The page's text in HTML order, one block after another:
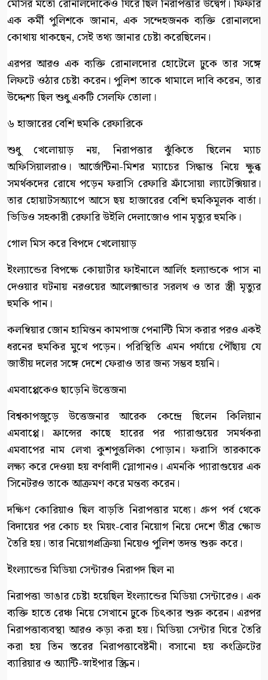
মেসির মতো রোনালদোকেও ঘিরে ছিল নিরাপত্তার উদ্বেগ। ফিফার
এক কর্মী পুলিশকে জানান, এক সন্দেহজনক ব্যক্তি রোনালদো
কোথায় থাকছেন, সেই তথ্য জানার চেষ্টা করেছিলেন।
এরপর আরও এক ব্যক্তি রোনালদোর হোটেলে ঢুকে তার সঙ্গে
লিফটে ওঠার চেষ্টা করেন। পুলিশ তাকে থামালে দাবি করেন, তার
উদ্দেশ্য ছিল শুধু একটি সেলফি তোলা।
৬ হাজারের বেশি হুমকি রেফারিকে
শুধু খেলোয়াড় নয়, নিরাপত্তার ঝুঁকিতে ছিলেন ম্যাচ
অফিসিয়ালরাও। আর্জেন্টিনা-মিশর ম্যাচের সিদ্ধান্ত নিয়ে ক্ষুব্ধ
সমর্থকদের রোষে পড়েন ফরাসি রেফারি ফ্রাঁসোয়া ল্যাটেক্সিয়ার।
তার হোয়াটসঅ্যাপে আসে ছয় হাজারের বেশি হুমকিমূলক বার্তা।
ভিডিও সহকারী রেফারি উইলি দেলাজোও পান মৃত্যুর হুমকি।
গোল মিস করে বিপদে খেলোয়াড়
ইংল্যান্ডের বিপক্ষে কোয়ার্টার ফাইনালে আর্লিং হল্যান্ডকে পাস না
দেওয়ার ঘটনায় নরওয়ের আলেক্সান্ডার সরলথ ও তার স্ত্রী মৃত্যুর
হুমকি পান।
কলম্বিয়ার জোন হামিন্তন কামপাজ পেনাল্টি মিস করার পরও একই
ধরনের হুমকির মুখে পড়েন। পরিস্থিতি এমন পর্যায়ে পৌঁছায় যে
জাতীয় দলের সঙ্গে দেশে ফেরাও তার জন্য সম্ভব হয়নি।
এমবাপ্পেকেও ছাড়েনি উত্তেজনা
বিশ্বকাপজুড়ে উত্তেজনার আরেক কেন্দ্রে ছিলেন কিলিয়ান
এমবাপ্পে। ফ্রান্সের কাছে হারের পর প্যারাগুয়ের সমর্থকরা
এমবাপের নাম লেখা কুশপুত্তলিকা পোড়ান। ফরাসি তারকাকে
লক্ষ্য করে দেওয়া হয় বর্ণবাদী স্লোগানও। এমনকি প্যারাগুয়ের এক
সিনেটরও তাকে আক্রমণ করে মন্তব্য করেন।
দক্ষিণ কোরিয়াও ছিল বাড়তি নিরাপত্তার মধ্যে। গ্রুপ পর্ব থেকে
বিদায়ের পর কোচ হং মিয়ং-বোর নিয়োগ নিয়ে দেশে তীব্র ক্ষোভ
তৈরি হয়। তার নিয়োগপ্রক্রিয়া নিয়েও পুলিশ তদন্ত শুরু করে।
ইংল্যান্ডের মিডিয়া সেন্টারও নিরাপদ ছিল না
নিরাপত্তা ভাঙার চেষ্টা হয়েছিল ইংল্যান্ডের মিডিয়া সেন্টারেও। এক
ব্যক্তি হাতে রেঞ্চ নিয়ে সেখানে ঢুকে চিৎকার শুরু করেন। এরপর
নিরাপত্তাব্যবস্থা আরও কড়া করা হয়। মিডিয়া সেন্টার ঘিরে তৈরি
করা হয় তিন স্তরের নিরাপত্তাবেষ্টনী। বসানো হয় কংক্রিটের
ব্যারিয়ার ও অ্যান্টি-স্নাইপার স্ক্রিন।